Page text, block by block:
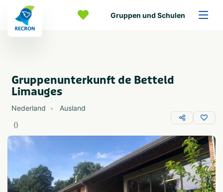
Gruppen und Schulen
Gruppenunterkunft de Betteld
Limauges
Nederland
Ausland
()